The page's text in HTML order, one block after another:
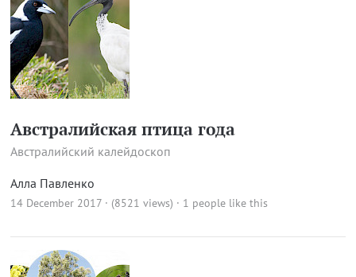
Австралийская птица года
Австралийский калейдоскоп
Алла Павленко
14 December 2017 · (8521 views) · 1 people like this